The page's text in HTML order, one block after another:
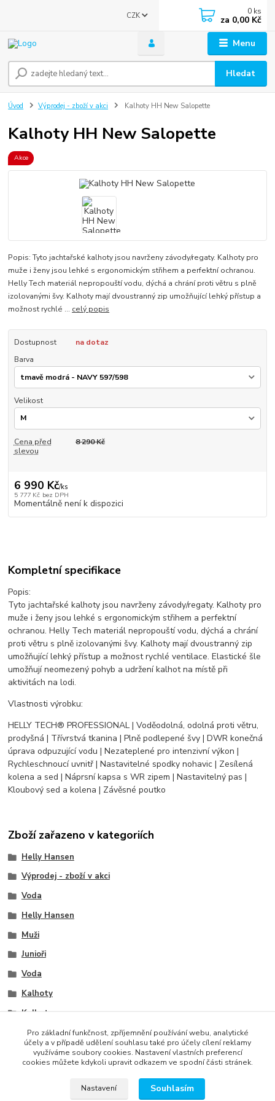
Menu
CZK
Hledat
0 ks
za 0,00 Kč
Úvod Výprodej - zboží v akci Kalhoty HH New Salopette
Kalhoty HH New Salopette
Akce
Popis: Tyto jachtařské kalhoty jsou navrženy závody/regaty. Kalhoty pro
muže i ženy jsou lehké s ergonomickým střihem a perfektní ochranou.
Helly Tech materiál nepropouští vodu, dýchá a chrání proti větru s plně
izolovanými švy. Kalhoty mají dvoustranný zip umožňující lehký přístup a
možnost rychlé ... celý popis
Dostupnost
na dotaz
Barva
Velikost
Cena před
slevou
8 290 Kč
6 990 Kč/ks
5 777 Kč bez DPH
Momentálně není k dispozici
Kompletní specifikace
Popis:
Tyto jachtařské kalhoty jsou navrženy závody/regaty. Kalhoty pro
muže i ženy jsou lehké s ergonomickým střihem a perfektní
ochranou. Helly Tech materiál nepropouští vodu, dýchá a chrání
proti větru s plně izolovanými švy. Kalhoty mají dvoustranný zip
umožňující lehký přístup a možnost rychlé ventilace. Elastické šle
umožňují neomezený pohyb a udržení kalhot na místě při
aktivitách na lodi.
Vlastnosti výrobku:
HELLY TECH® PROFESSIONAL | Voděodolná, odolná proti větru,
prodyšná | Třívrstvá tkanina | Plně podlepené švy | DWR konečná
úprava odpuzující vodu | Nezateplené pro intenzivní výkon |
Rychleschnoucí uvnitř | Nastavitelné spodky nohavic | Zesílená
kolena a sed | Náprsní kapsa s WR zipem | Nastavitelný pas |
Kloubový sed a kolena | Závěsné poutko
Zboží zařazeno v kategoriích
Helly Hansen
Výprodej - zboží v akci
Voda
Helly Hansen
Muži
Junioři
Voda
Kalhoty
Kalhoty
Muži
Pro základní funkčnost, zpříjemnění používání webu, analytické
účely a v případě udělení souhlasu také pro účely cílení reklamy
využíváme soubory cookies. Nastavení vlastních preferencí
cookies můžete kdykoli upravit odkazem ve spodní části stránek.
Nastavení Souhlasím